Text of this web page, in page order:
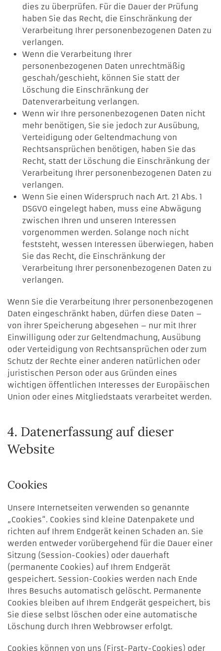
dies zu überprüfen. Für die Dauer der Prüfung
haben Sie das Recht, die Einschränkung der
Verarbeitung Ihrer personenbezogenen Daten zu
verlangen.
Wenn die Verarbeitung Ihrer
personenbezogenen Daten unrechtmäßig
geschah/geschieht, können Sie statt der
Löschung die Einschränkung der
Datenverarbeitung verlangen.
Wenn wir Ihre personenbezogenen Daten nicht
mehr benötigen, Sie sie jedoch zur Ausübung,
Verteidigung oder Geltendmachung von
Rechtsansprüchen benötigen, haben Sie das
Recht, statt der Löschung die Einschränkung der
Verarbeitung Ihrer personenbezogenen Daten zu
verlangen.
Wenn Sie einen Widerspruch nach Art. 21 Abs. 1
DSGVO eingelegt haben, muss eine Abwägung
zwischen Ihren und unseren Interessen
vorgenommen werden. Solange noch nicht
feststeht, wessen Interessen überwiegen, haben
Sie das Recht, die Einschränkung der
Verarbeitung Ihrer personenbezogenen Daten zu
verlangen.
Wenn Sie die Verarbeitung Ihrer personenbezogenen
Daten eingeschränkt haben, dürfen diese Daten –
von ihrer Speicherung abgesehen – nur mit Ihrer
Einwilligung oder zur Geltendmachung, Ausübung
oder Verteidigung von Rechtsansprüchen oder zum
Schutz der Rechte einer anderen natürlichen oder
juristischen Person oder aus Gründen eines
wichtigen öffentlichen Interesses der Europäischen
Union oder eines Mitgliedstaats verarbeitet werden.
4. Datenerfassung auf dieser
Website
Cookies
Unsere Internetseiten verwenden so genannte
„Cookies“. Cookies sind kleine Datenpakete und
richten auf Ihrem Endgerät keinen Schaden an. Sie
werden entweder vorübergehend für die Dauer einer
Sitzung (Session-Cookies) oder dauerhaft
(permanente Cookies) auf Ihrem Endgerät
gespeichert. Session-Cookies werden nach Ende
Ihres Besuchs automatisch gelöscht. Permanente
Cookies bleiben auf Ihrem Endgerät gespeichert, bis
Sie diese selbst löschen oder eine automatische
Löschung durch Ihren Webbrowser erfolgt.
Cookies können von uns (First-Party-Cookies) oder